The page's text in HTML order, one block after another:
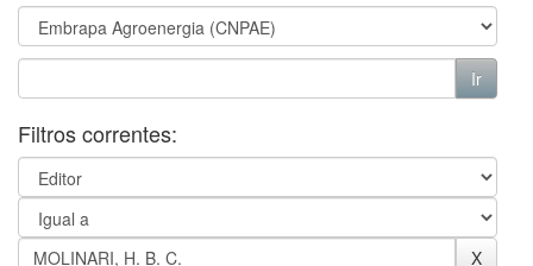
Filtros correntes: